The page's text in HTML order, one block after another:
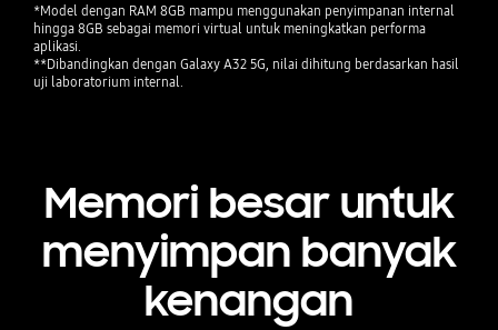
*Model dengan RAM 8GB mampu menggunakan penyimpanan internal
hingga 8GB sebagai memori virtual untuk meningkatkan performa
aplikasi.
**Dibandingkan dengan Galaxy A32 5G, nilai dihitung berdasarkan hasil
uji laboratorium internal.
Memori besar untuk
menyimpan banyak
kenangan